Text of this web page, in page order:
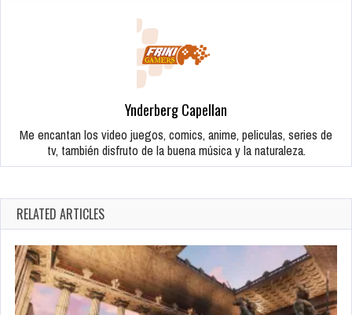
Ynderberg Capellan
Me encantan los video juegos, comics, anime, peliculas, series de
tv, también disfruto de la buena música y la naturaleza.
RELATED ARTICLES